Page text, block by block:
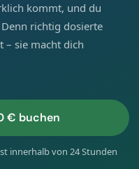
kommt, und du
richtig dosierte
– sie macht dich
€ buchen
innerhalb von 24 Stunden